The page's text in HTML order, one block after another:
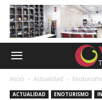
Inicio Actualidad
ACTUALIDAD ENOTURISMO